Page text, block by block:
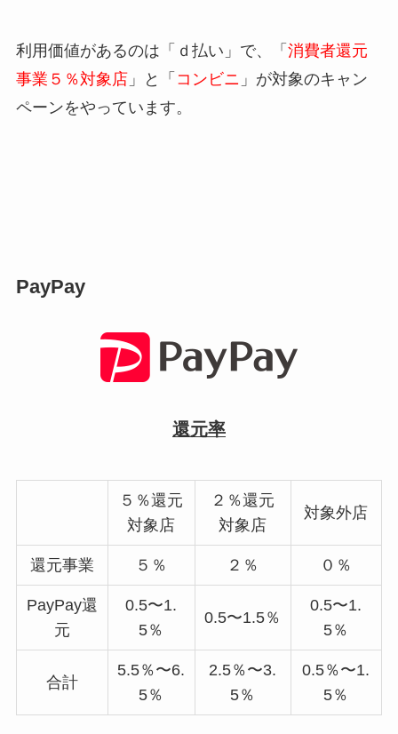
利用価値があるのは「 ｄ払い 」で、「 消費者還元
事業５％対象店」と「 コンビニ 」が対象のキャン
ペーンをやっています。
PayPay
還元率
５％還元
対象店
２％還元
対象店
対象外店
還元事業 ５％ ２％ ０％
PayPay還
元
0.5〜1.
5％
0.5〜1.5％
0.5〜1.
5％
合計
5.5％〜6.
5％
2.5％〜3.
5％
0.5％〜1.
5％